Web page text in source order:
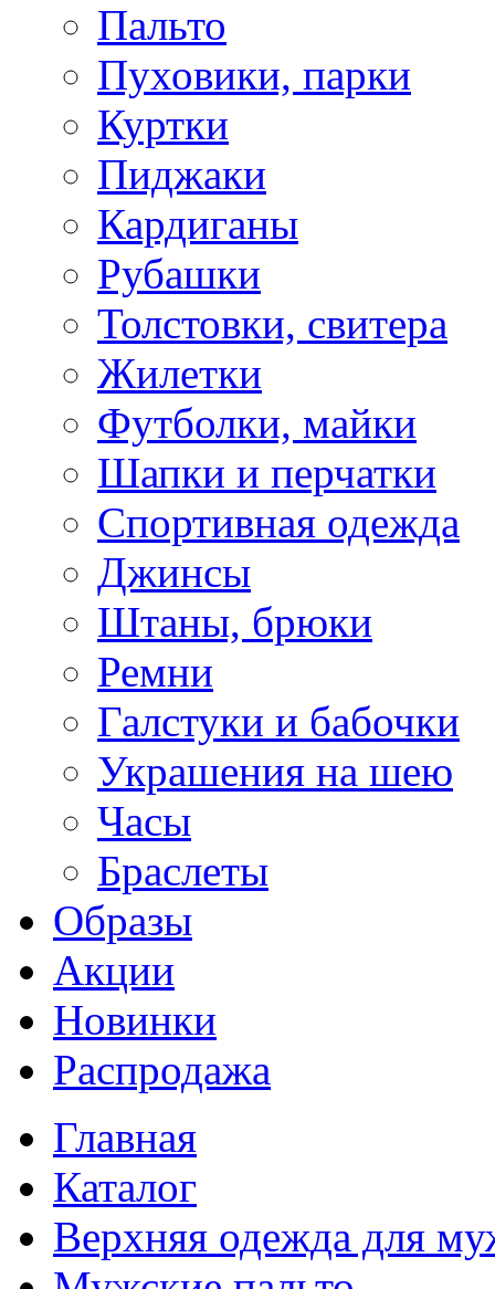
Пальто
Пуховики, парки
Куртки
Пиджаки
Кардиганы
Рубашки
Толстовки, свитера
Жилетки
Футболки, майки
Шапки и перчатки
Спортивная одежда
Джинсы
Штаны, брюки
Ремни
Галстуки и бабочки
Украшения на шею
Часы
Браслеты
Образы
Акции
Новинки
Распродажа
Главная
Каталог
Верхняя одежда для